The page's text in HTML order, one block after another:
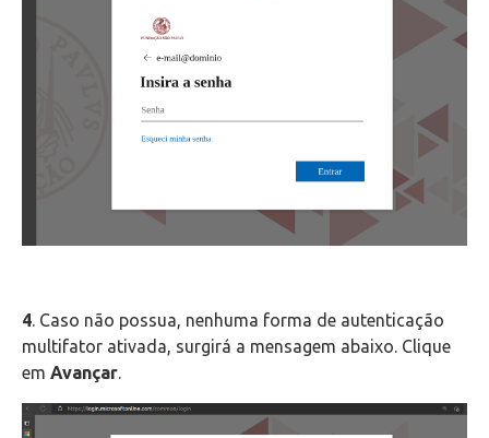
4. Caso não possua, nenhuma forma de autenticação
multifator ativada, surgirá a mensagem abaixo. Clique
em Avançar.